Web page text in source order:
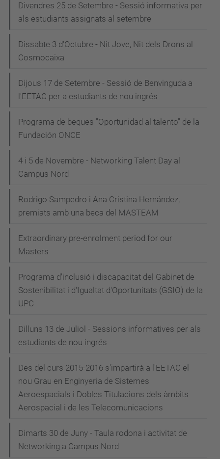
Divendres 25 de Setembre - Sessió informativa per
als estudiants assignats al setembre
Dissabte 3 d'Octubre - Nit Jove, Nit dels Drons al
Cosmocaixa
Dijous 17 de Setembre - Sessió de Benvinguda a
l'EETAC per a estudiants de nou ingrés
Programa de beques "Oportunidad al talento" de la
Fundación ONCE
4 i 5 de Novembre - Networking Talent Day al
Campus Nord
Rodrigo Sampedro i Ana Cristina Hernández,
premiats amb una beca del MASTEAM
Extraordinary pre-enrolment period for our
Masters
Programa d'inclusió i discapacitat del Gabinet de
Sostenibilitat i d'Igualtat d'Oportunitats (GSIO) de la
UPC
Dilluns 13 de Juliol - Sessions informatives per als
estudiants de nou ingrés
Des del curs 2015-2016 s'impartirà a l'EETAC el
nou Grau en Enginyeria de Sistemes
Aeroespacials i Dobles Titulacions dels àmbits
Aerospacial i de les Telecomunicacions
Dimarts 30 de Juny - Taula rodona i activitat de
Networking a Campus Nord